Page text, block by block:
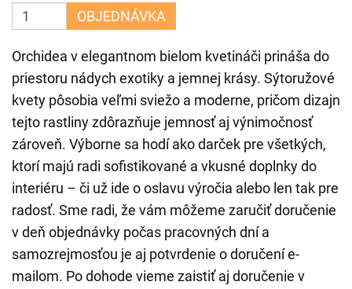
OBJEDNÁVKA
Orchidea v elegantnom bielom kvetináči prináša do
priestoru nádych exotiky a jemnej krásy. Sýtoružové
kvety pôsobia veľmi sviežo a moderne, pričom dizajn
tejto rastliny zdôrazňuje jemnosť aj výnimočnosť
zároveň. Výborne sa hodí ako darček pre všetkých,
ktorí majú radi sofistikované a vkusné doplnky do
interiéru – či už ide o oslavu výročia alebo len tak pre
radosť. Sme radi, že vám môžeme zaručiť doručenie
v deň objednávky počas pracovných dní a
samozrejmosťou je aj potvrdenie o doručení e-
mailom. Po dohode vieme zaistiť aj doručenie v